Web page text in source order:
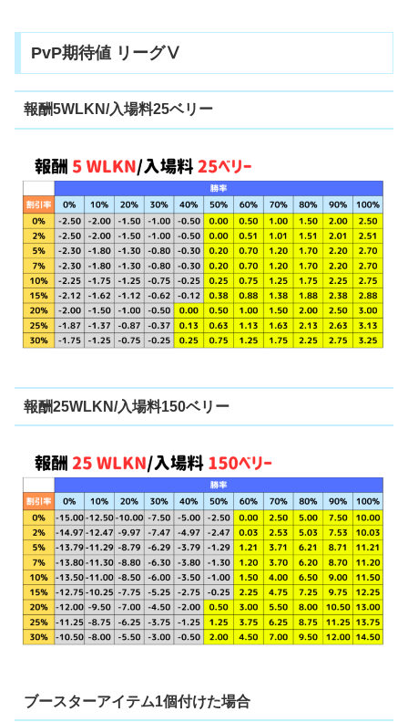
PvP期待値 リーグⅤ
報酬5WLKN/入場料25ベリー
報酬25WLKN/入場料150ベリー
ブースターアイテム1個付けた場合